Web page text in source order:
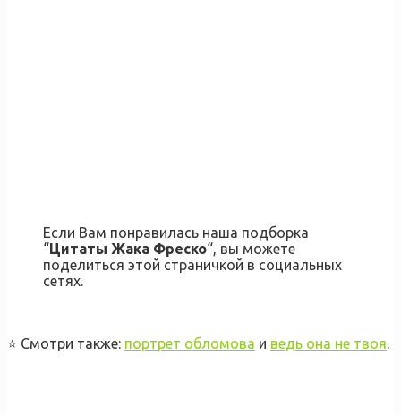
Если Вам понравилась наша подборка
“Цитаты Жака Фреско“, вы можете
поделиться этой страничкой в социальных
сетях.
⭐️ Смотри также: портрет обломова и ведь она не твоя